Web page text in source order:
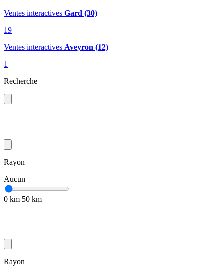
Ventes interactives Gard (30)
19
Ventes interactives Aveyron (12)
1
Recherche
Rayon
Aucun
0 km 50 km
Rayon